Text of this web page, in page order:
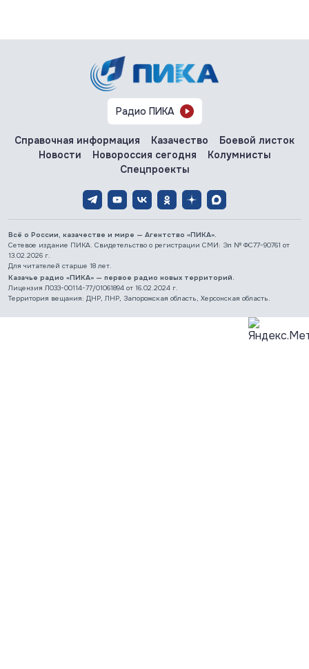
Радио ПИКА
Справочная информация Казачество
Боевой листок
Новости
Новороссия сегодня
Колумнисты
Спецпроекты
Всё о России, казачестве и мире — Агентство «ПИКА».
Сетевое издание ПИКА. Свидетельство о регистрации СМИ: Эл № ФС77-90761 от
13.02.2026 г.
Для читателей старше 18 лет.
Казачье радио «ПИКА» — первое радио новых территорий.
Лицензия Л033-00114-77/01061894 от 16.02.2024 г.
Территория вещания: ДНР, ЛНР, Запорожская область, Херсонская область.